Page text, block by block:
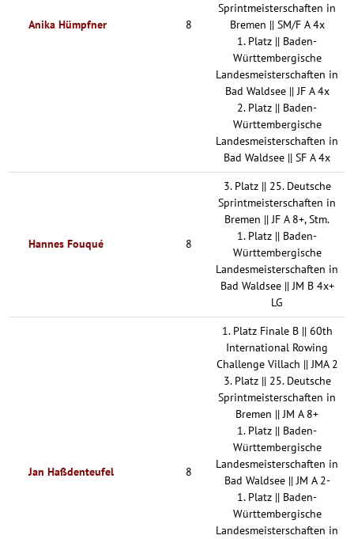
Anika Hümpfner 8
Sprintmeisterschaften in
Bremen || SM/F A 4x
1. Platz || Baden-
Württembergische
Landesmeisterschaften in
Bad Waldsee || JF A 4x
2. Platz || Baden-
Württembergische
Landesmeisterschaften in
Bad Waldsee || SF A 4x
Hannes Fouqué 8
3. Platz || 25. Deutsche
Sprintmeisterschaften in
Bremen || JF A 8+, Stm.
1. Platz || Baden-
Württembergische
Landesmeisterschaften in
Bad Waldsee || JM B 4x+
LG
Jan Haßdenteufel 8
1. Platz Finale B || 60th
International Rowing
Challenge Villach || JMA 2
3. Platz || 25. Deutsche
Sprintmeisterschaften in
Bremen || JM A 8+
1. Platz || Baden-
Württembergische
Landesmeisterschaften in
Bad Waldsee || JM A 2-
1. Platz || Baden-
Württembergische
Landesmeisterschaften in